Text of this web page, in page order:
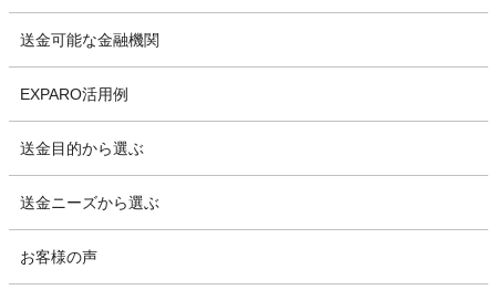
送金可能な金融機関
EXPARO活用例
送金目的から選ぶ
送金ニーズから選ぶ
お客様の声